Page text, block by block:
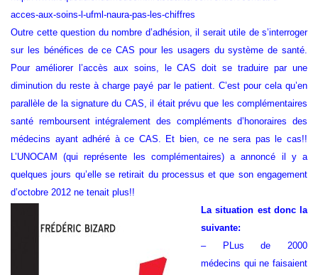
acces-aux-soins-l-ufml-naura-pas-les-chiffres
Outre cette question du nombre d’adhésion, il serait utile de s’interroger
sur les bénéfices de ce CAS pour les usagers du système de santé.
Pour améliorer l’accès aux soins, le CAS doit se traduire par une
diminution du reste à charge payé par le patient. C’est pour cela qu’en
parallèle de la signature du CAS, il était prévu que les complémentaires
santé remboursent intégralement des compléments d’honoraires des
médecins ayant adhéré à ce CAS. Et bien, ce ne sera pas le cas!!
L’UNOCAM (qui représente les complémentaires) a annoncé il y a
quelques jours qu’elle se retirait du processus et que son engagement
d’octobre 2012 ne tenait plus!!
La situation est donc la
suivante:
– PLus de 2000
médecins qui ne faisaient